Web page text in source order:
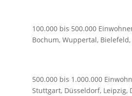
100.000 bis 500.000
Bochum, Wuppertal, Bielefeld,
500.000 bis 1.000.000
Stuttgart, Düsseldorf, Leipzig,